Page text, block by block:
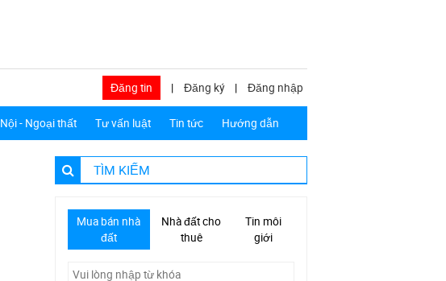
Đăng tin | Đăng ký | Đăng nhập
Nội - Ngoại thất Tư vấn luật Tin tức Hướng dẫn
TÌM KIẾM
Mua bán nhà
đất
Nhà đất cho
thuê
Tin môi
giới